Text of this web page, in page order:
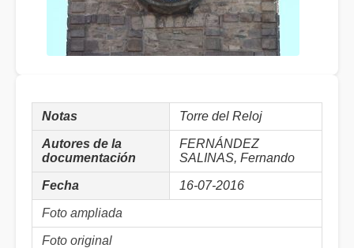
Notas Torre del Reloj
Autores de la
documentación
FERNÁNDEZ
SALINAS, Fernando
Fecha 16-07-2016
Foto ampliada
Foto original